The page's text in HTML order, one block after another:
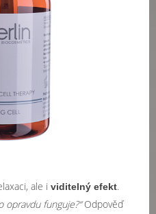
ale i viditelný efekt.
opravdu funguje?“Odpověď